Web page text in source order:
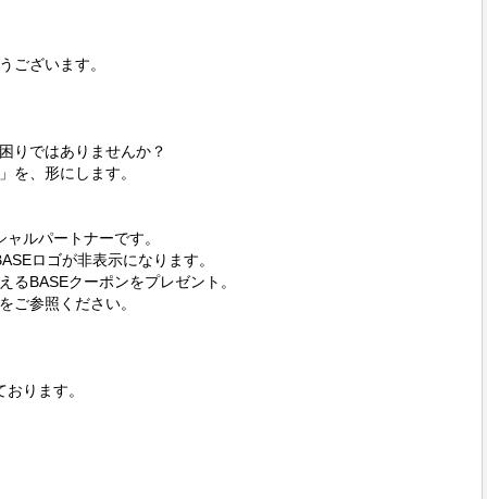
ございます。
りではありませんか？
を、形にします。
ルパートナーです。
ロゴが非表示になります。
BASEクーポンをプレゼント。
ご参照ください。
ります。